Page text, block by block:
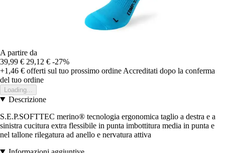
A partire da
39,99 € 29,12 € -27%
+1,46 € offerti sul tuo prossimo ordine Accreditati dopo la conferma
del tuo ordine
Loading...
Descrizione
S.E.P.SOFTTEC merino® tecnologia ergonomica taglio a destra e a
sinistra cucitura extra flessibile in punta imbottitura media in punta e
nel tallone rilegatura ad anello e nervatura attiva